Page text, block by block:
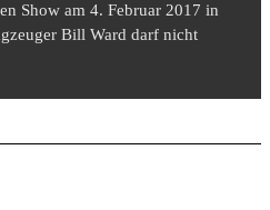
Show am 4. Februar 2017 in
Bill Ward darf nicht